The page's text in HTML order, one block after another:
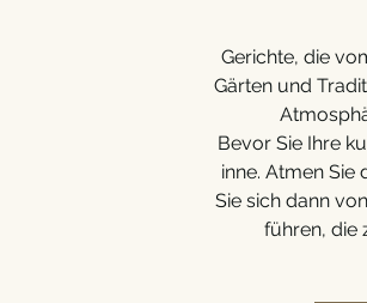
Gerichte, die
Gärten und
Bevor Sie Ihre
inne. Atmen Sie
Sie sich dann
führen, die